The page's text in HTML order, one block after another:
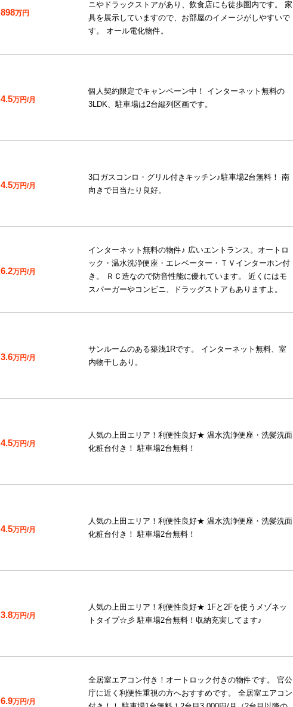
898万円
ニやドラックストアがあり、飲食店にも徒歩圏内です。 家
具を展示していますので、お部屋のイメージがしやすいで
す。 オール電化物件。
4.5万円/月
個人契約限定でキャンペーン中！ インターネット無料の
3LDK、駐車場は2台縦列区画です。
4.5万円/月
3口ガスコンロ・グリル付きキッチン♪駐車場2台無料！ 南
向きで日当たり良好。
6.2万円/月
インターネット無料の物件♪ 広いエントランス。オートロ
ック・温水洗浄便座・エレベーター・ＴＶインターホン付
き。 ＲＣ造なので防音性能に優れています。 近くにはモ
スバーガーやコンビニ、ドラッグストアもありますよ。
3.6万円/月
サンルームのある築浅1Rです。 インターネット無料、室
内物干しあり。
4.5万円/月
人気の上田エリア！利便性良好★ 温水洗浄便座・洗髪洗面
化粧台付き！ 駐車場2台無料！
4.5万円/月
人気の上田エリア！利便性良好★ 温水洗浄便座・洗髪洗面
化粧台付き！ 駐車場2台無料！
3.8万円/月
人気の上田エリア！利便性良好★ 1Fと2Fを使うメゾネッ
トタイプ☆彡 駐車場2台無料！収納充実してます♪
6.9万円/月
全居室エアコン付き！オートロック付きの物件です。 官公
庁に近く利便性重視の方へおすすめです。 全居室エアコン